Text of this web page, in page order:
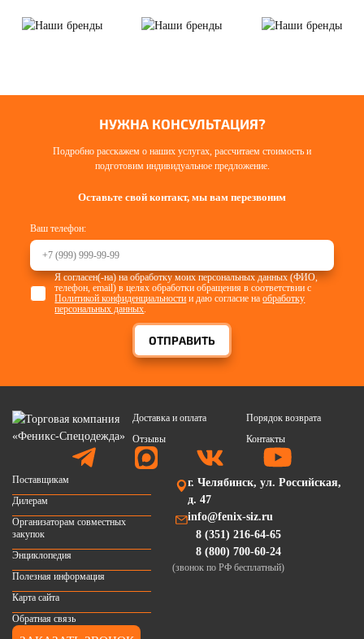
НУЖНА КОНСУЛЬТАЦИЯ?
Подробно расскажем о наших услугах, рассчитаем стоимость и
подготовим индивидуальное предложение.
Оставьте свой контакт, мы вам перезвоним
Ваш телефон:
ОТПРАВИТЬ
Я согласен(-на) на обработку моих персональных данных (ФИО,
телефон, email) в целях обработки обращения в соответствии с
Политикой конфиденциальности и даю согласие наобработку
персональных данных
Доставка и оплата
Порядок возврата
Отзывы
Контакты
Поставщикам
Дилерам
Организаторам совместных
закупок
Энциклопедия
Полезная информация
Карта сайта
Обратная связь
г. Челябинск, ул. Российская,
д. 47
info@fenix-siz.ru
8 (351) 216-64-65
8 (800) 700-60-24
(звонок по РФ бесплатный)